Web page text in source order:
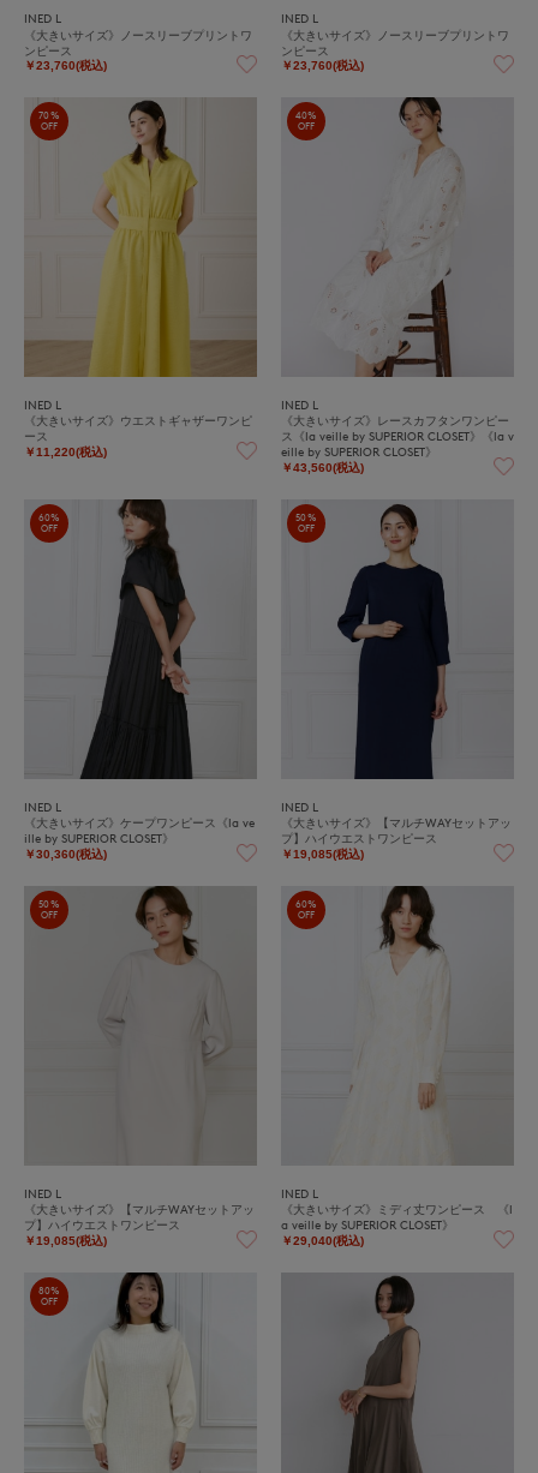
INED L
《大きいサイズ》ノースリーブプリントワ
ンピース
￥23,760(税込)
INED L
《大きいサイズ》ノースリーブプリントワ
ンピース
￥23,760(税込)
70%
OFF
INED L
《大きいサイズ》ウエストギャザーワンピ
ース
￥11,220(税込)
40%
OFF
INED L
《大きいサイズ》レースカフタンワンピー
ス《la veille by SUPERIOR CLOSET》《la v
eille by SUPERIOR CLOSET》
￥43,560(税込)
60%
OFF
INED L
《大きいサイズ》ケープワンピース《la ve
ille by SUPERIOR CLOSET》
￥30,360(税込)
50%
OFF
INED L
《大きいサイズ》【マルチWAYセットアッ
プ】ハイウエストワンピース
￥19,085(税込)
50%
OFF
INED L
《大きいサイズ》【マルチWAYセットアッ
プ】ハイウエストワンピース
￥19,085(税込)
60%
OFF
INED L
《大きいサイズ》ミディ丈ワンピース 《l
a veille by SUPERIOR CLOSET》
￥29,040(税込)
80%
OFF